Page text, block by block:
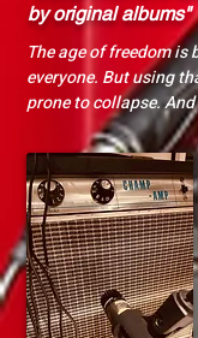
by original albums"
The age of freedom is
everyone. But using
prone to collapse.
music industry was
the 21st century.
Mamasay has the
is how you should
wants to spread it
musicians are going to
stories in units of a
album.